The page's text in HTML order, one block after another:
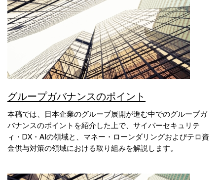
グループガバナンスのポイント
本稿では、日本企業のグループ展開が進む中でのグループガ
バナンスのポイントを紹介した上で、サイバーセキュリテ
ィ・DX・AIの領域と、マネー・ローンダリングおよびテロ資
金供与対策の領域における取り組みを解説します。